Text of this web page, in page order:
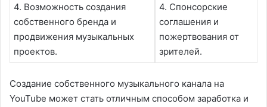
4. Возможность создания
собственного бренда и
продвижения музыкальных
проектов.
4. Спонсорские
соглашения и
пожертвования от
зрителей.
Создание собственного музыкального канала на
YouTube может стать отличным способом заработка и